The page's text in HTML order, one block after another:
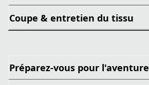
Coupe & entretien du tissu
Préparez-vous pour l'aventure